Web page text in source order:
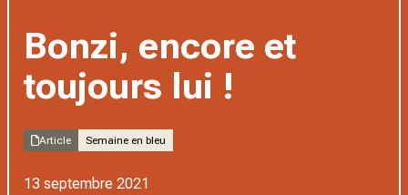
Bonzi, encore et
toujours lui !
Article Semaine en bleu
13 septembre 2021